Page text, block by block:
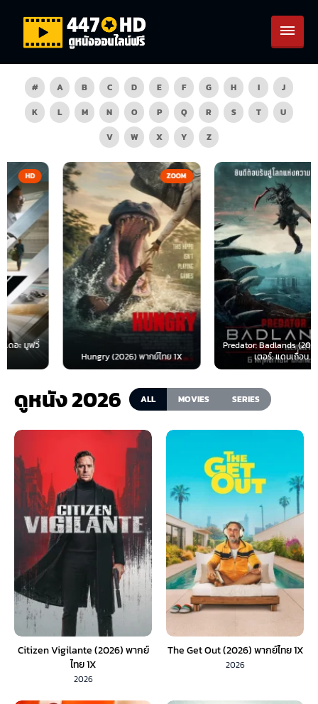
# A B C D E F G H I
J
K
L M N O P Q R S T
U
V
W X Y Z
ZOOM
Hungry (2026) พากย์ไทย 1X
HD
Predator: Badlands (2025) พรีเด
เตอร์: แดนเถื่อน...
ดูหนัง 2026 ALL MOVIES SERIES
Citizen Vigilante (2026) พากย์
ไทย 1X
2026
The Get Out (2026) พากย์ไทย 1X
2026